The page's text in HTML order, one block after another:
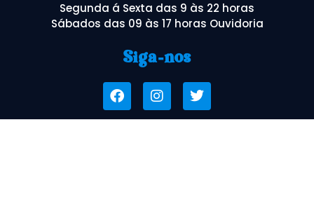
Segunda á Sexta das 9 às 22 horas
Sábados das 09 às 17 horas Ouvidoria
Siga-nos